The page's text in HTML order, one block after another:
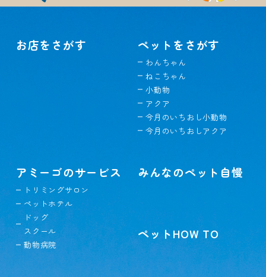
お店をさがす ペットをさがす
わんちゃん
ねこちゃん
小動物
アクア
今月のいちおし小動物
今月のいちおしアクア
アミーゴのサービス
トリミングサロン
ペットホテル
ドッグ
スクール
動物病院
みんなのペット自慢
ペットHOW TO